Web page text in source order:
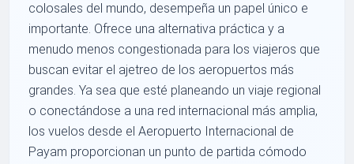
colosales del mundo, desempeña un papel único e
importante. Ofrece una alternativa práctica y a
menudo menos congestionada para los viajeros que
buscan evitar el ajetreo de los aeropuertos más
grandes. Ya sea que esté planeando un viaje regional
o conectándose a una red internacional más amplia,
los vuelos desde el Aeropuerto Internacional de
Payam proporcionan un punto de partida cómodo